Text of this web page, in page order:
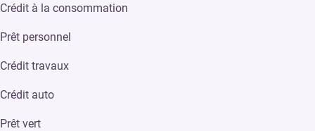
Crédit à la consommation
Prêt personnel
Crédit travaux
Crédit auto
Prêt vert